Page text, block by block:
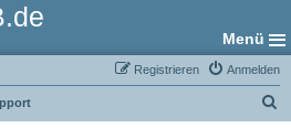
Menü
Anmelden
Registrieren